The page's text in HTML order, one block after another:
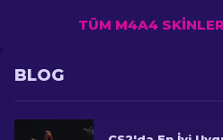
TÜM M4A4
BLOG